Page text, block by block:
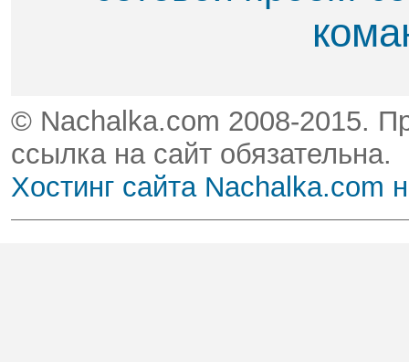
© Nachalka.com 2008-2015.
ссылка на сайт обязательна.
Хостинг сайта Nachalka.com